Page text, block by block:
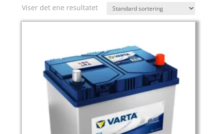
Viser det ene resultatet